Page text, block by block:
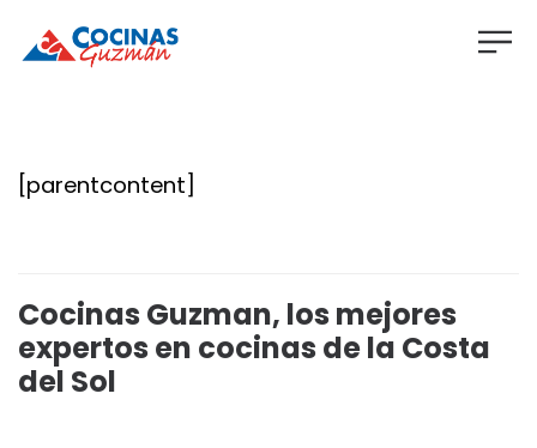
[parentcontent]
Cocinas Guzman, los mejores
expertos en cocinas de la Costa
del Sol